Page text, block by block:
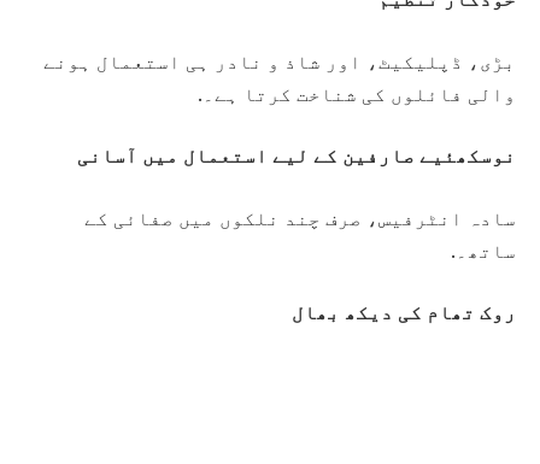
بڑی، ڈپلیکیٹ، اور شاذ و نادر ہی استعمال ہونے
والی فائلوں کی شناخت کرتا ہے۔.
نوسکھئیے صارفین کے لیے استعمال میں آسانی
سادہ انٹرفیس، صرف چند نلکوں میں صفائی کے
ساتھ۔.
روک تھام کی دیکھ بھال